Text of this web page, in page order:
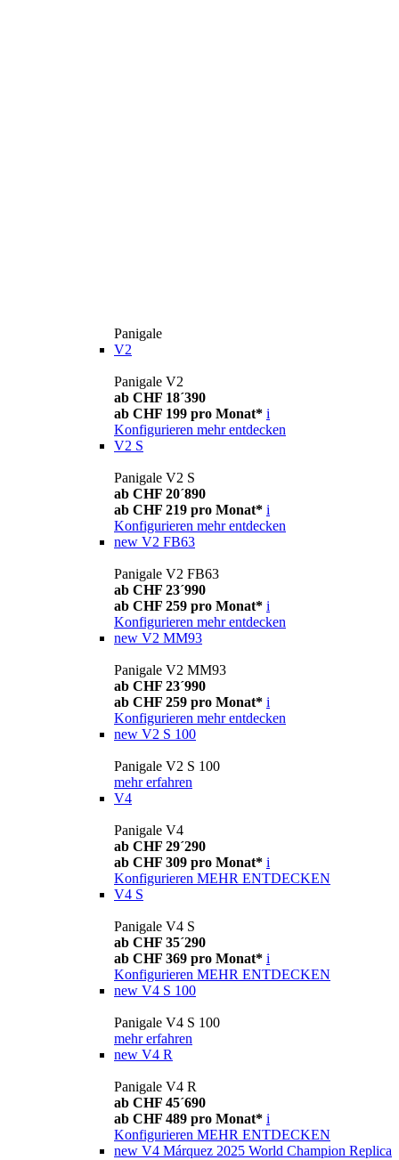
Panigale
V2
Panigale V2
ab CHF 18´390
ab CHF 199 pro Monat* i
Konfigurieren mehr entdecken
V2 S
Panigale V2 S
ab CHF 20´890
ab CHF 219 pro Monat* i
Konfigurieren mehr entdecken
new V2 FB63
Panigale V2 FB63
ab CHF 23´990
ab CHF 259 pro Monat* i
Konfigurieren mehr entdecken
new V2 MM93
Panigale V2 MM93
ab CHF 23´990
ab CHF 259 pro Monat* i
Konfigurieren mehr entdecken
new V2 S 100
Panigale V2 S 100
mehr erfahren
V4
Panigale V4
ab CHF 29´290
ab CHF 309 pro Monat* i
Konfigurieren MEHR ENTDECKEN
V4 S
Panigale V4 S
ab CHF 35´290
ab CHF 369 pro Monat* i
Konfigurieren MEHR ENTDECKEN
new V4 S 100
Panigale V4 S 100
mehr erfahren
new V4 R
Panigale V4 R
ab CHF 45´690
ab CHF 489 pro Monat* i
Konfigurieren MEHR ENTDECKEN
new V4 Márquez 2025 World Champion Replica